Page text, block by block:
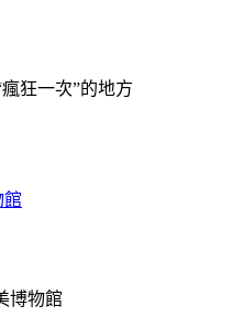
狂一次”的地方
館
博物館